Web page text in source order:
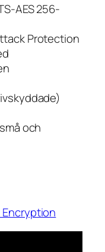
AES 256-
Protection
och
Encryption